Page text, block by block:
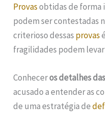
Provasobtidas de forma
podem ser contestadas
criterioso dessas provas
fragilidades podem
Conheceros detalhes
acusado a entender as
de uma estratégia de